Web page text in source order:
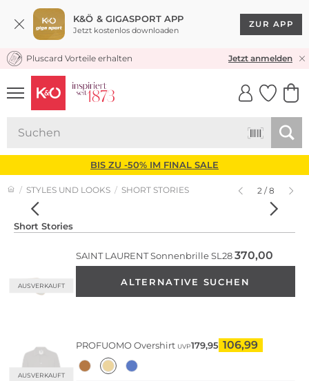
K&Ö & GIGASPORT APP
Jetzt kostenlos downloaden
ZUR APP
KOSTENLOSER VERSAND* & RÜCKVERSAND
Pluscard Vorteile erhalten Jetzt anmelden
UNSERE APP
CLICK &
BIS ZU -50% IM FINAL SALE
STYLES UND LOOKS SHORT STORIES 2 / 8
Short Stories
AUSVERKAUFT
SAINT LAURENTSonnenbrille SL28370,00
ALTERNATIVE SUCHEN
AUSVERKAUFT
PROFUOMOOvershirt UVP179,95 106,99